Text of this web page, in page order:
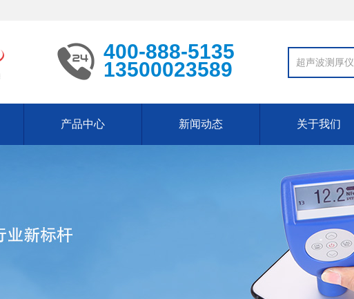
400-888-5135
13500023589
产品中心 新闻动态 关于我们